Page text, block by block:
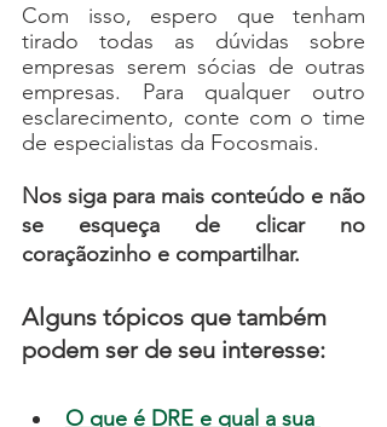
Com isso, espero que tenham
tirado todas as dúvidas sobre
empresas serem sócias de outras
empresas. Para qualquer outro
esclarecimento, conte com o time
de especialistas da Focosmais.
Nos siga para mais conteúdo e não
se esqueça de c licar no
coraçãozinho e compartilhar.
Alguns tópicos que também
podem ser de seu interesse:
O que é DRE e qual a sua